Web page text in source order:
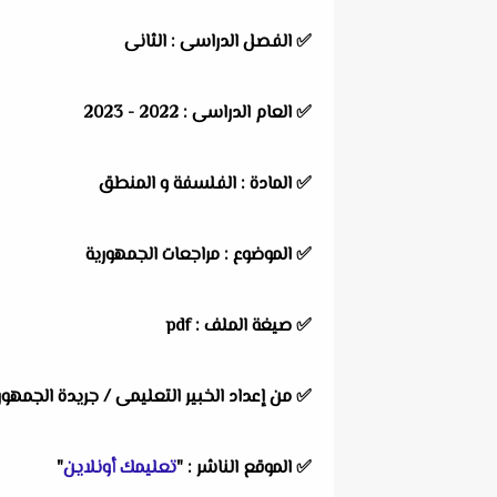
✅ الفصل الدراسى : الثانى
✅ العام الدراسى : 2022 - 2023
✅ المادة : الفلسفة و المنطق
✅ الموضوع : مراجعات الجمهورية
✅ صيغة الملف : pdf
✅ من إعداد الخبير التعليمى / جريدة
✅ الموقع الناشر : "تعليمك أونلاين"